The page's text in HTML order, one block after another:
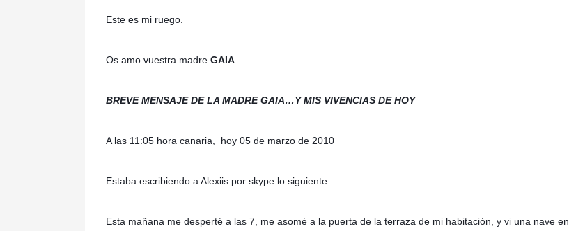
Este es mi ruego.
Os amo vuestra madre GAIA
BREVE MENSAJE DE LA MADRE GAIA…Y MIS VIVENCIAS DE HOY
A las 11:05 hora canaria, hoy 05 de marzo de 2010
Estaba escribiendo a Alexiis por skype lo siguiente:
Esta mañana me desperté a las 7, me asomé a la puerta de la terraza de mi habitación, y vi una nave en